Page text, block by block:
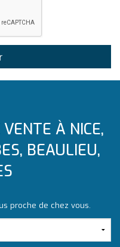
À NICE,
BEAULIEU,
proche de chez vous.